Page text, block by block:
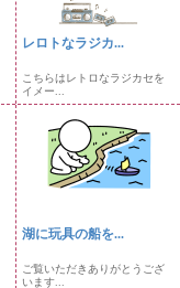
レロトなラジカ...
こちらはレトロなラジカセを
イメー...
湖に玩具の船を...
ご覧いただきありがとうござ
います...